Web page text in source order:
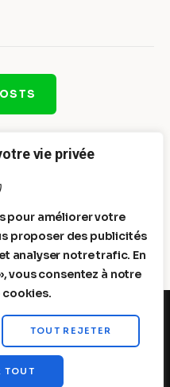
vie privée
pour améliorer votre
proposer des publicités
analyser notre trafic. En
vous consentez à notre
TOUT REJETER
TOUT2026. All Rights Reserved.